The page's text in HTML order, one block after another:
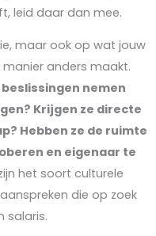
leid daar dan mee.
maar ook op wat jouw
manier anders maakt.
nemen
Krijgen ze directe
Hebben ze de ruimte
en eigenaar te
het soort culturele
die op zoek
salaris.